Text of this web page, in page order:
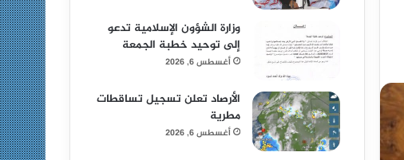
وزارة الشؤون الإسلامية تدعو
إلى توحيد خطبة الجمعة
أغسطس 6, 2026
الأرصاد تعلن تسجيل تساقطات
مطرية
أغسطس 6, 2026